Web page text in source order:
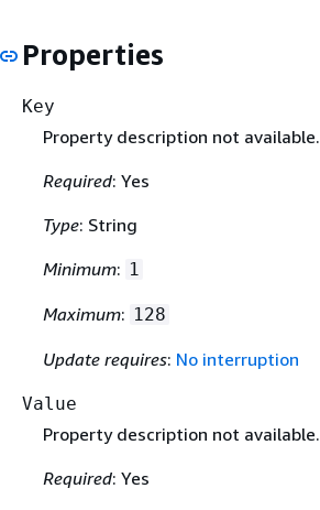
Properties
Key
Property description not available.
Required: Yes
Type: String
Minimum: 1
Maximum: 128
Update requires: No interruption
Value
Property description not available.
Required: Yes